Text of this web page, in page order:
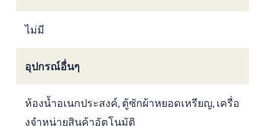
ไม่มี
อุปกรณ์อื่นๆ
ห้องน้ำอเนกประสงค์, ตู้ซักผ้าหยอดเหรียญ, เครื่อ
งจำหน่ายสินค้าอัตโนมัติ